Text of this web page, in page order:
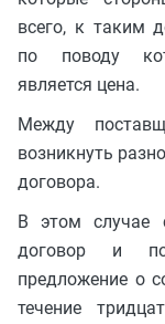
всего, к таким
по поводу
является цена.
Между
возникнуть
договора.
В этом случае
договор и
предложение о
течение